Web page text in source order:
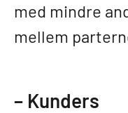
med mindre
mellem
– Kunders